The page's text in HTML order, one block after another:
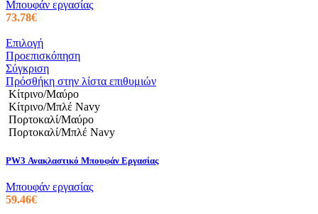
επιλεγούν
του
προϊόντος
Μπουφάν εργασίας
73.78€
ΕπιλογήΑυτό
το
προϊόν
έχει
πολλαπλές
παραλλαγές.
Οι
επιλογές
να
στη
σελίδα
Προεπισκόπηση
Σύγκριση
Πρόσθήκη στην λίστα επιθυμιών
Κίτρινο/Μαύρο
Κίτρινο/Μπλέ Navy
Πορτοκαλί/Μαύρο
Πορτοκαλί/Μπλέ Navy
PW3 Ανακλαστικό Μπουφάν Εργασίας
Μπουφάν εργασίας
59.46€